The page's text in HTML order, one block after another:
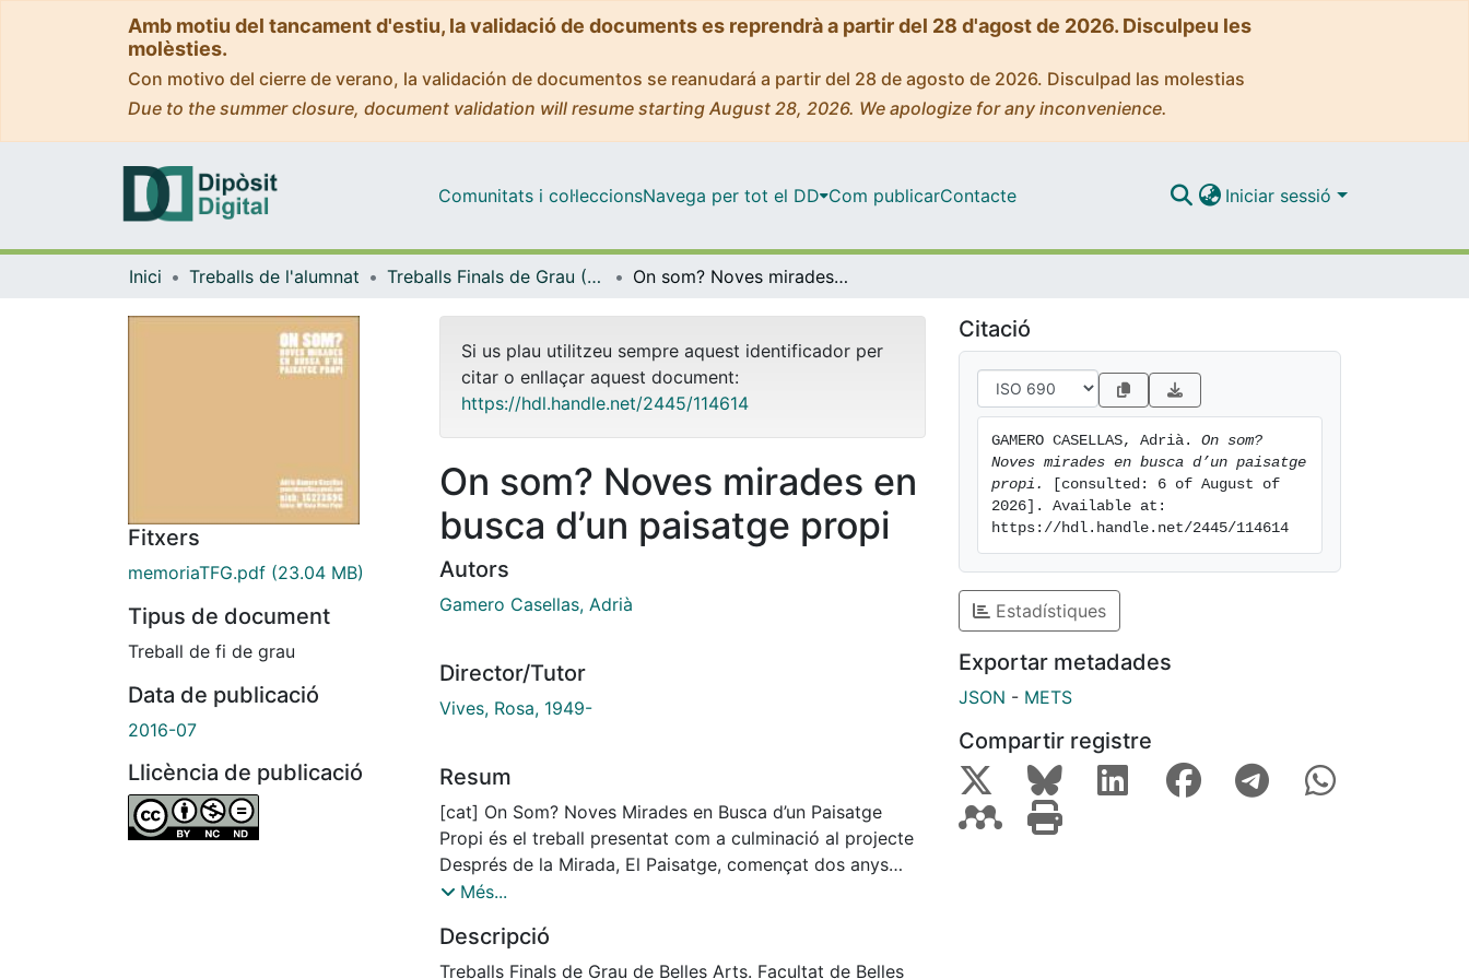
Amb motiu del tancament d'estiu, la validació de documents es reprendrà a partir del 28 d'agost de 2026. Disculpeu les
molèsties.
Con motivo del cierre de verano, la validación de documentos se reanudará a partir del 28 de agosto de 2026. Disculpad las molestias
Due to the summer closure, document validation will resume starting August 28, 2026. We apologize for any inconvenience.
Comunitats i col·leccionsNavega per tot el DD Com publicarContacte Iniciar sessió
Inici Treballs de l'alumnat Treballs Finals de Grau (TFG) - Belles Arts On som? Noves mirades en busca d’un paisatge propi
Fitxers
memoriaTFG.pdf (23.04 MB)
Tipus de document
Treball de fi de grau
Data de publicació
2016-07
Llicència de publicació
Si us plau utilitzeu sempre aquest identificador per
citar o enllaçar aquest document:
https://hdl.handle.net/2445/114614
On som? Noves mirades en
busca d’un paisatge propi
Autors
Gamero Casellas, Adrià
Director/Tutor
Vives, Rosa, 1949-
Resum
[cat] On Som? Noves Mirades en Busca d’un Paisatge
Propi és el treball presentat com a culminació al projecte
Després de la Mirada, El Paisatge, començat dos anys
enrere amb la voluntat màxima de conèixer com
l’entorn natural. En el camí recorregut la mirada ha pres
gran protagonisme en tot el procés, descobrint-me
Més...
Descripció
Treballs Finals de Grau de Belles Arts. Facultat de Belles
Citació
GAMERO CASELLAS, Adrià. On som?
Noves mirades en busca d’un paisatge
propi.
[consulted: 6 of August of
2026]. Available at:
https://hdl.handle.net/2445/114614
Estadístiques
Exportar metadades
JSON - METS
Compartir registre